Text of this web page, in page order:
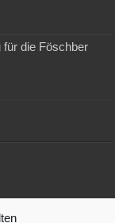
für die Föschber